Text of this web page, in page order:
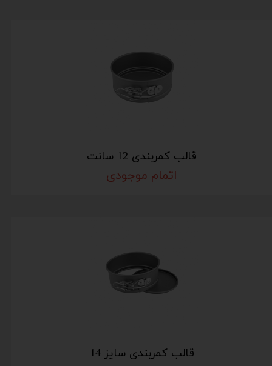
قالب کمربندی 12 سانت
اتمام موجودی
قالب کمربندی سایز 14